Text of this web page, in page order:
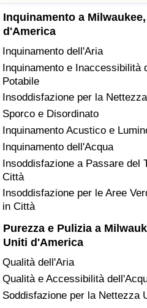
Inquinamento a
d'America
Inquinamento dell'Aria
Inquinamento e Inaccessibilità
Potabile
Insoddisfazione per la
Sporco e Disordinato
Inquinamento Acustico e
Inquinamento dell'Acqua
Insoddisfazione a Passare del
Città
Insoddisfazione per le Aree
in Città
Purezza e Pulizia a
Uniti d'America
Qualità dell'Aria
Qualità e Accessibilità
Soddisfazione per la Nettezza
Indice del Tasso di
Indice della Criminalità
Indice di criminalità per
Assistenza Sanitaria
Indice dell’Assistenza
Indice dell’Assistenza
Indice dell’Assistenza
Nazione
Inquinamento
Indice dell’Inquinamento
Indice di inquinamento